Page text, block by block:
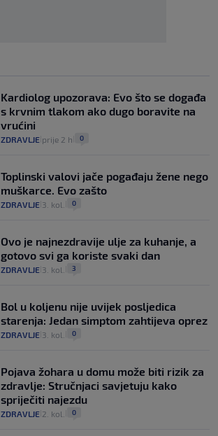
Kardiolog upozorava: Evo što se događa
s krvnim tlakom ako dugo boravite na
vrućini
ZDRAVLJE prije 2 h 0
Toplinski valovi jače pogađaju žene nego
muškarce. Evo zašto
ZDRAVLJE 3. kol. 0
Ovo je najnezdravije ulje za kuhanje, a
gotovo svi ga koriste svaki dan
ZDRAVLJE 3. kol. 3
Bol u koljenu nije uvijek posljedica
starenja: Jedan simptom zahtijeva oprez
ZDRAVLJE 3. kol. 0
Pojava žohara u domu može biti rizik za
zdravlje: Stručnjaci savjetuju kako
spriječiti najezdu
ZDRAVLJE 2. kol. 0